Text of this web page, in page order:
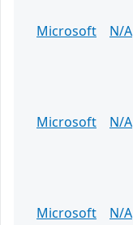
Microsoft
N/A
Microsoft
N/A
Microsoft
N/A